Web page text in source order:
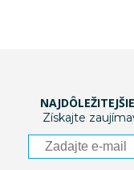
Získajte